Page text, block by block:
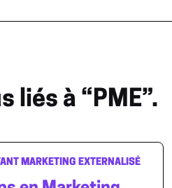
liés à “PME”.
MARKETING EXTERNALISÉ